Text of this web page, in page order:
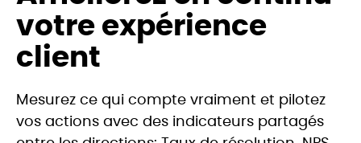
votre expérience
client
Mesurez ce qui compte vraiment et pilotez
vos actions avec des indicateurs partagés